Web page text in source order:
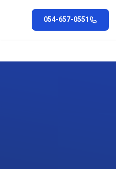
054-657-0551